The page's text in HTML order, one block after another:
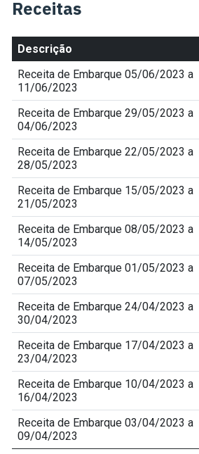
Receitas
Descrição
Receita de Embarque 05/06/2023 a
11/06/2023
Receita de Embarque 29/05/2023 a
04/06/2023
Receita de Embarque 22/05/2023 a
28/05/2023
Receita de Embarque 15/05/2023 a
21/05/2023
Receita de Embarque 08/05/2023 a
14/05/2023
Receita de Embarque 01/05/2023 a
07/05/2023
Receita de Embarque 24/04/2023 a
30/04/2023
Receita de Embarque 17/04/2023 a
23/04/2023
Receita de Embarque 10/04/2023 a
16/04/2023
Receita de Embarque 03/04/2023 a
09/04/2023